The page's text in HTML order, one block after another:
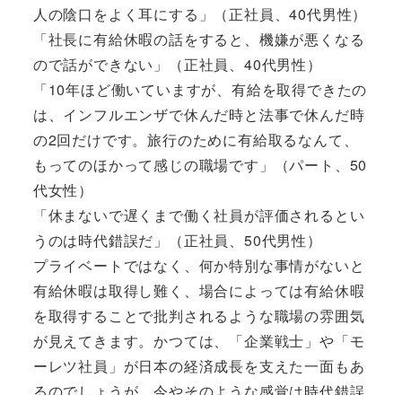
人の陰口をよく耳にする」（正社員、40代男性）
「社長に有給休暇の話をすると、機嫌が悪くなる
ので話ができない」（正社員、40代男性）
「10年ほど働いていますが、有給を取得できたの
は、インフルエンザで休んだ時と法事で休んだ時
の2回だけです。旅行のために有給取るなんて、
もってのほかって感じの職場です」（パート、50
代女性）
「休まないで遅くまで働く社員が評価されるとい
うのは時代錯誤だ」（正社員、50代男性）
プライベートではなく、何か特別な事情がないと
有給休暇は取得し難く、場合によっては有給休暇
を取得することで批判されるような職場の雰囲気
が見えてきます。かつては、「企業戦士」や「モ
ーレツ社員」が日本の経済成長を支えた一面もあ
るのでしょうが、今やそのような感覚は時代錯誤